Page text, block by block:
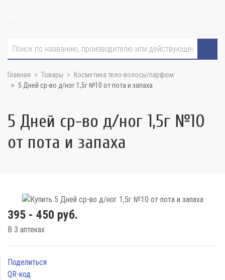
Главная Товары
Косметика тело-волосы/парфюм
5 Дней ср-во д/ног 1,5г №10 от пота и запаха
5 Дней ср-во д/ног 1,5г №10
от пота и запаха
395 - 450 руб.
В 3 аптеках
Поделиться
QR-код